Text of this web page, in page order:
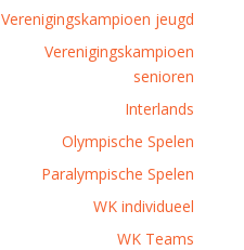
Verenigingskampioen jeugd
Verenigingskampioen
senioren
Interlands
Olympische Spelen
Paralympische Spelen
WK individueel
WK Teams